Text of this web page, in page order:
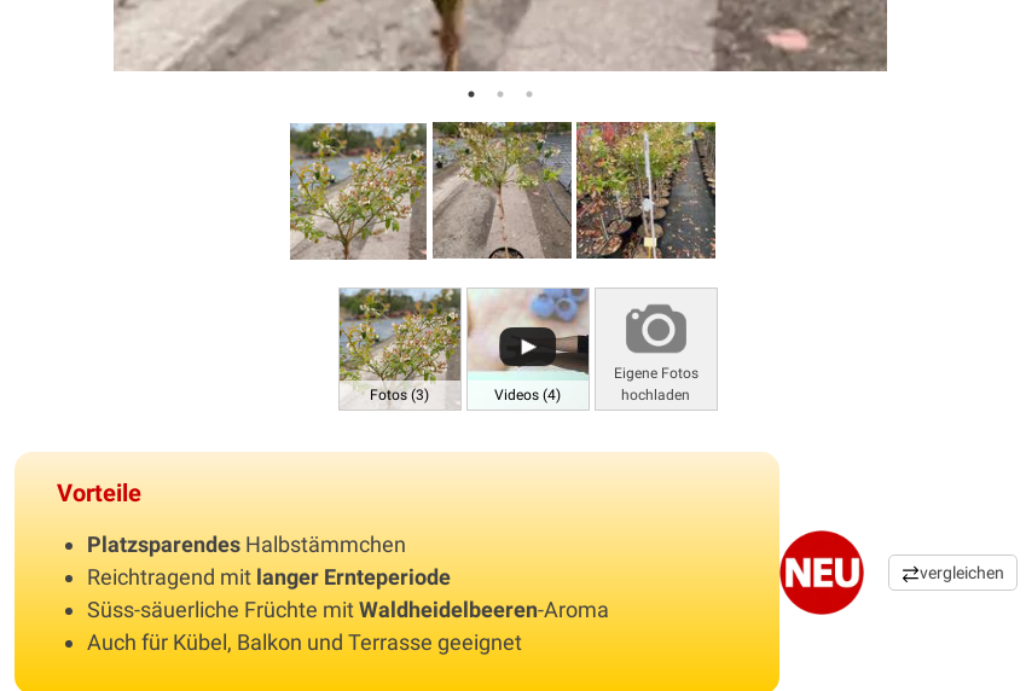
Fotos (3) Videos (4)
Eigene Fotos
hochladen
Vorteile
Platzsparendes Halbstämmchen
Reichtragend mit langer Ernteperiode
Süss-säuerliche Früchte mitWaldheidelbeeren-Aroma
Auch für Kübel, Balkon und Terrasse geeignet
vergleichen